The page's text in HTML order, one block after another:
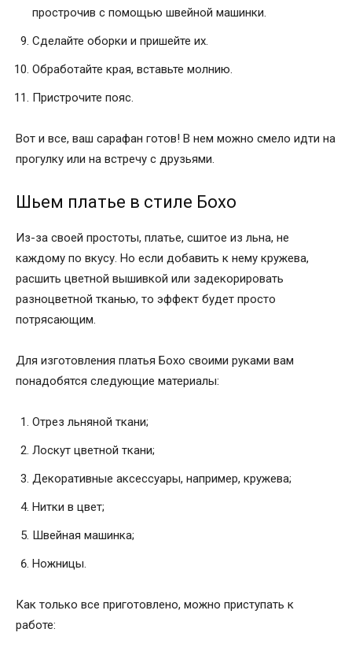
прострочив с помощью швейной машинки.
Сделайте оборки и пришейте их.
Обработайте края, вставьте молнию.
Пристрочите пояс.
Вот и все, ваш сарафан готов! В нем можно смело идти на
прогулку или на встречу с друзьями.
Шьем платье в стиле Бохо
Из-за своей простоты, платье, сшитое из льна, не
каждому по вкусу. Но если добавить к нему кружева,
расшить цветной вышивкой или задекорировать
разноцветной тканью, то эффект будет просто
потрясающим.
Для изготовления платья Бохо своими руками вам
понадобятся следующие материалы:
Отрез льняной ткани;
Лоскут цветной ткани;
Декоративные аксессуары, например, кружева;
Нитки в цвет;
Швейная машинка;
Ножницы.
Как только все приготовлено, можно приступать к
работе: